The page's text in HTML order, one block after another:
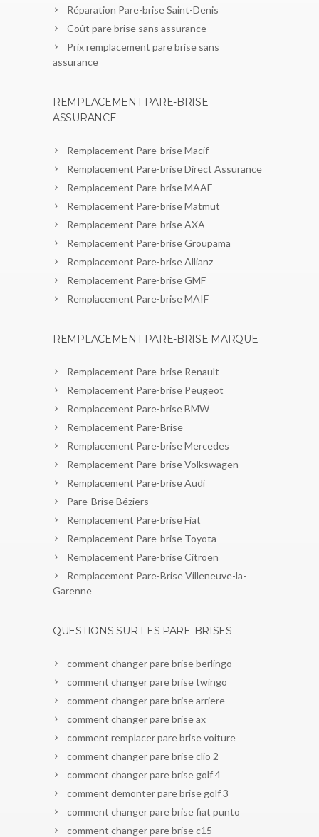
Réparation Pare-brise Saint-Denis
Coût pare brise sans assurance
Prix remplacement pare brise sans
assurance
REMPLACEMENT PARE-BRISE
ASSURANCE
Remplacement Pare-brise Macif
Remplacement Pare-brise Direct Assurance
Remplacement Pare-brise MAAF
Remplacement Pare-brise Matmut
Remplacement Pare-brise AXA
Remplacement Pare-brise Groupama
Remplacement Pare-brise Allianz
Remplacement Pare-brise GMF
Remplacement Pare-brise MAIF
REMPLACEMENT PARE-BRISE MARQUE
Remplacement Pare-brise Renault
Remplacement Pare-brise Peugeot
Remplacement Pare-brise BMW
Remplacement Pare-Brise
Remplacement Pare-brise Mercedes
Remplacement Pare-brise Volkswagen
Remplacement Pare-brise Audi
Pare-Brise Béziers
Remplacement Pare-brise Fiat
Remplacement Pare-brise Toyota
Remplacement Pare-brise Citroen
Remplacement Pare-Brise Villeneuve-la-
Garenne
QUESTIONS SUR LES PARE-BRISES
comment changer pare brise berlingo
comment changer pare brise twingo
comment changer pare brise arriere
comment changer pare brise ax
comment remplacer pare brise voiture
comment changer pare brise clio 2
comment changer pare brise golf 4
comment demonter pare brise golf 3
comment changer pare brise fiat punto
comment changer pare brise c15